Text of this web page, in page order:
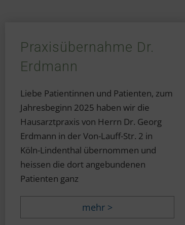
Praxisübernahme Dr.
Erdmann
Liebe Patientinnen und Patienten, zum
Jahresbeginn 2025 haben wir die
Hausarztpraxis von Herrn Dr. Georg
Erdmann in der Von-Lauff-Str. 2 in
Köln-Lindenthal übernommen und
heissen die dort angebundenen
Patienten ganz
mehr >